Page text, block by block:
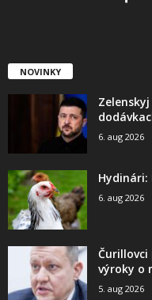
NOVINKY
6. aug 2026
6. aug 2026
výroky o
5. aug 2026